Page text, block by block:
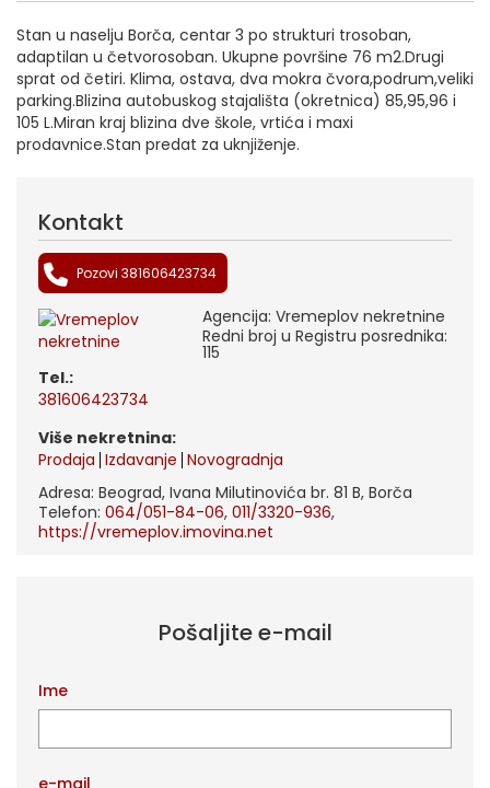
Stan u naselju Borča, centar 3 po strukturi trosoban,
adaptilan u četvorosoban. Ukupne površine 76 m2.Drugi
sprat od četiri. Klima, ostava, dva mokra čvora,podrum,veliki
parking.Blizina autobuskog stajališta (okretnica) 85,95,96 i
105 L.Miran kraj blizina dve škole, vrtića i maxi
prodavnice.Stan predat za uknjiženje.
Kontakt
Pozovi 381606423734
Agencija: Vremeplov nekretnine
Redni broj u Registru posrednika:
115
tel.:
381606423734
Više nekretnina:
Prodaja Izdavanje Novogradnja
Adresa: Beograd, Ivana Milutinovića br. 81 B, Borča
Telefon: 064/051-84-06, 011/3320-936,
https://vremeplov.imovina.net
Pošaljite e-mail
Ime
e-mail